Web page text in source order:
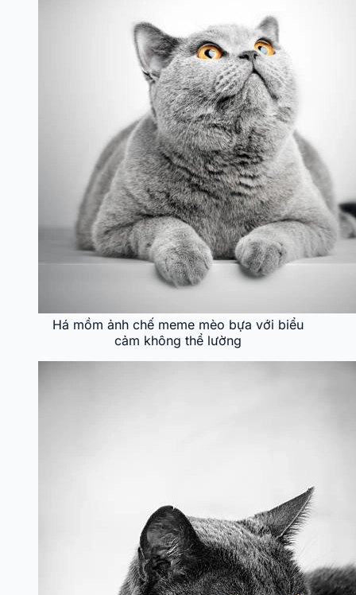
Há mồm ảnh chế meme mèo bựa với biểu
cảm không thể lường